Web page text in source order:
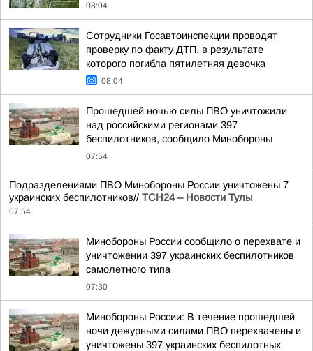
08:04
Сотрудники Госавтоинспекции проводят
проверку по факту ДТП, в результате
которого погибла пятилетняя девочка
08:04
Прошедшей ночью силы ПВО уничтожили
над российскими регионами 397
беспилотников, сообщило Минобороны
07:54
Подразделениями ПВО Минобороны России уничтожены 7
украинских беспилотников// ТСН24 – Новости Тулы
07:54
Минобороны России сообщило о перехвате и
уничтожении 397 украинских беспилотников
самолетного типа
07:30
Минобороны России: В течение прошедшей
ночи дежурными силами ПВО перехвачены и
уничтожены 397 украинских беспилотных